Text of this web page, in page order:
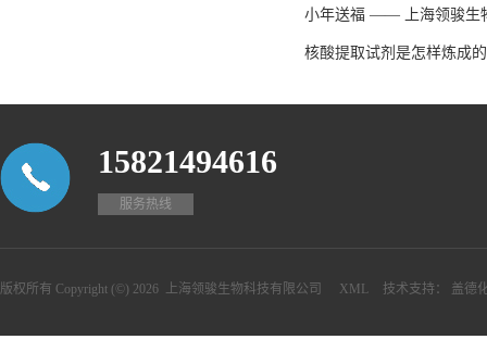
小年送福 —— 上海领骏生
核酸提取试剂是怎样炼成的
15821494616
服务热线
版权所有 Copyright (©) 2026 上海领骏生物科技有限公司 XML 技术支持： 盖德